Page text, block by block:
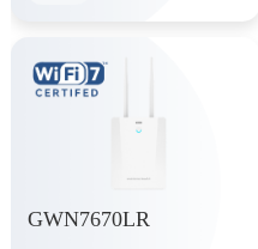
GWN7670LR